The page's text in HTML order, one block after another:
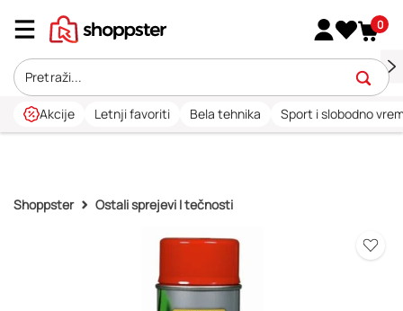
0
Akcije Letnji favoriti Bela tehnika Sport i slobodno
Shoppster Ostali sprejevi I tečnosti